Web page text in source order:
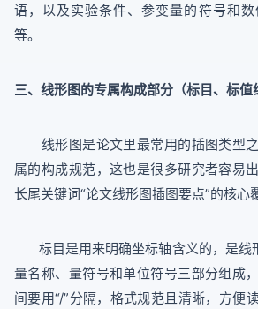
语，以及实验条件、参变量的符号和
等。
三、线形图的专属构成部分（标目、标值
线形图是论文里最常用的插图类型之
属的构成规范，这也是很多研究者容易
长尾关键词“论文线形图插图要点”的核心
标目是用来明确坐标轴含义的，是线
量名称、量符号和单位符号三部分组成
间要用“/”分隔，格式规范且清晰，方便